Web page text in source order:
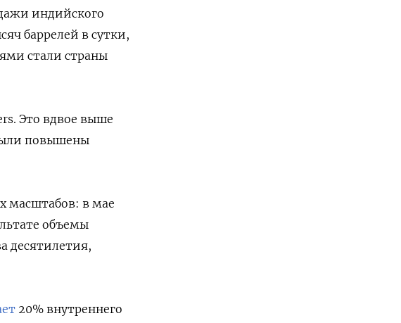
индийского
баррелей в сутки,
стали страны
Это вдвое выше
повышены
масштабов: в мае
объемы
десятилетия,
20% внутреннего